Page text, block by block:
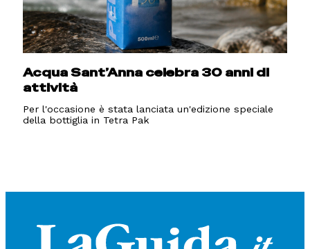
Acqua Sant’Anna celebra 30 anni di
attività
Per l'occasione è stata lanciata un'edizione speciale
della bottiglia in Tetra Pak